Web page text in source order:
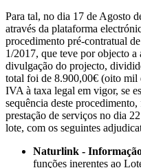
Para tal, no dia 17 de Agosto
através da plataforma
procedimento pré-contratual
1/2017, que teve por objecto
divulgação do projecto,
total foi de 8.900,00€ (oito mil
IVA à taxa legal em vigor, se
sequência deste
prestação de serviços no dia
lote, com os seguintes
Naturlink -
funções inerentes ao